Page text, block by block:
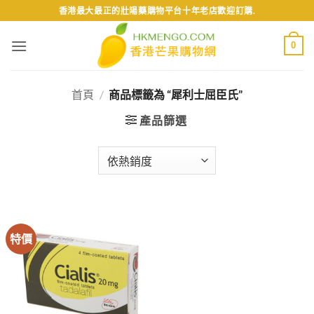
to
content
香港最大最正的壯陽藥購物平台十年老店歡迎訂購.
0
首頁 / 商品標籤為 “犀利士屈臣氏”
產品篩選
特價